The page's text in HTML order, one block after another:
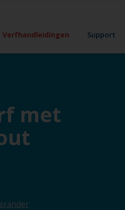
Verfhandleidingen Support
met